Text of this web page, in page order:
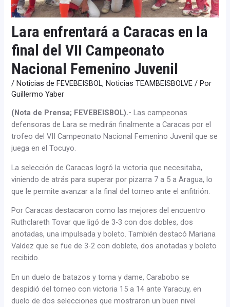
Lara enfrentará a Caracas en la
final del VII Campeonato
Nacional Femenino Juvenil
/Noticias de FEVEBEISBOL,Noticias TEAMBEISBOLVE / Por
Guillermo Yaber
(Nota de Prensa; FEVEBEISBOL).- Las campeonas
defensoras de Lara se medirán finalmente a Caracas por el
trofeo del VII Campeonato Nacional Femenino Juvenil que se
juega en el Tocuyo.
La selección de Caracas logró la victoria que necesitaba,
viniendo de atrás para superar por pizarra 7 a 5 a Aragua, lo
que le permite avanzar a la final del torneo ante el anfitrión.
Por Caracas destacaron como las mejores del encuentro
Ruthclareth Tovar que ligó de 3-3 con dos dobles, dos
anotadas, una impulsada y boleto. También destacó Mariana
Valdez que se fue de 3-2 con doblete, dos anotadas y boleto
recibido.
En un duelo de batazos y toma y dame, Carabobo se
despidió del torneo con victoria 15 a 14 ante Yaracuy, en
duelo de dos selecciones que mostraron un buen nivel